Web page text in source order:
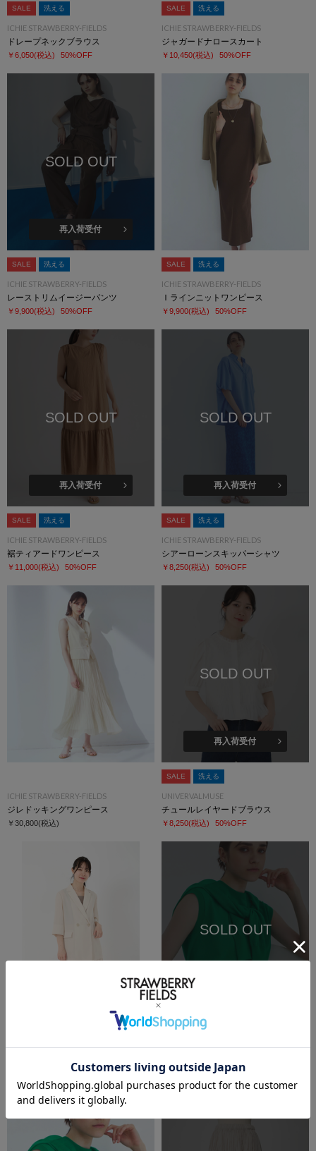
SALE 洗える
ICHIE STRAWBERRY-FIELDS
ドレープネックブラウス
￥6,050(税込) 50%OFF
SALE 洗える
ICHIE STRAWBERRY-FIELDS
ジャガードナロースカート
￥10,450(税込) 50%OFF
SOLD OUT
再入荷受付
SALE 洗える
ICHIE STRAWBERRY-FIELDS
レーストリムイージーパンツ
￥9,900(税込) 50%OFF
SALE 洗える
ICHIE STRAWBERRY-FIELDS
Ｉラインニットワンピース
￥9,900(税込) 50%OFF
SOLD OUT
再入荷受付
SALE 洗える
ICHIE STRAWBERRY-FIELDS
裾ティアードワンピース
￥11,000(税込) 50%OFF
SOLD OUT
再入荷受付
SALE 洗える
ICHIE STRAWBERRY-FIELDS
シアーローンスキッパーシャツ
￥8,250(税込) 50%OFF
ICHIE STRAWBERRY-FIELDS
ジレドッキングワンピース
￥30,800(税込)
SOLD OUT
再入荷受付
SALE 洗える
UNIVERVALMUSE
チュールレイヤードブラウス
￥8,250(税込) 50%OFF
７分袖テーラードジャケット
SOLD OUT
SALE 洗える
ノースリーブニット